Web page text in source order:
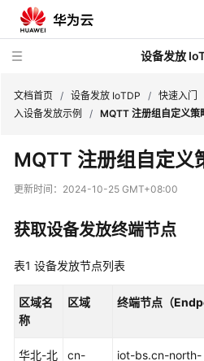
设备发放
新
动
产
介
快
速
文档首页 / 设备发放 IoTDP / 快速入门
入设备发放示例
/ MQTT 注册组自定义策
MQTT 注册组自定义
更新时间： 2024-10-25 GMT+08:00
获取设备发放终端节点
表1 设备发放节点列表
区域名
称
区域 终端节点（
华北-北
cn-
iot-bs.cn-north-